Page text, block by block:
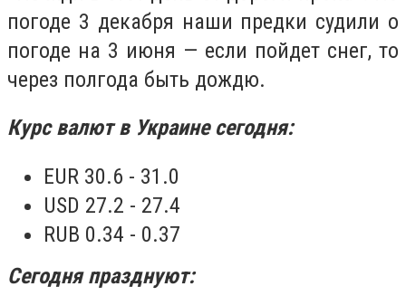
погоде 3 декабря наши предки судили о
погоде на 3 июня — если пойдет снег, то
через полгода быть дождю.
Курс валют в Украине сегодня:
EUR 30.6 - 31.0
USD 27.2 - 27.4
RUB 0.34 - 0.37
Сегодня празднуют: